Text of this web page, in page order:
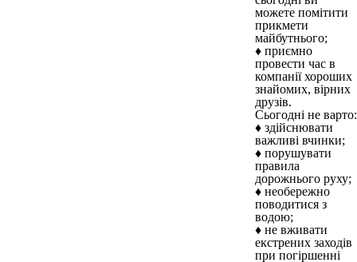
можете помітити
прикмети
майбутнього;
♦ приємно
провести час в
компанії хороших
знайомих, вірних
друзів.
Сьогодні не варто:
♦ здійснювати
важливі вчинки;
♦ порушувати
правила
дорожнього руху;
♦ необережно
поводитися з
водою;
♦ не вживати
екстрених заходів
при погіршенні